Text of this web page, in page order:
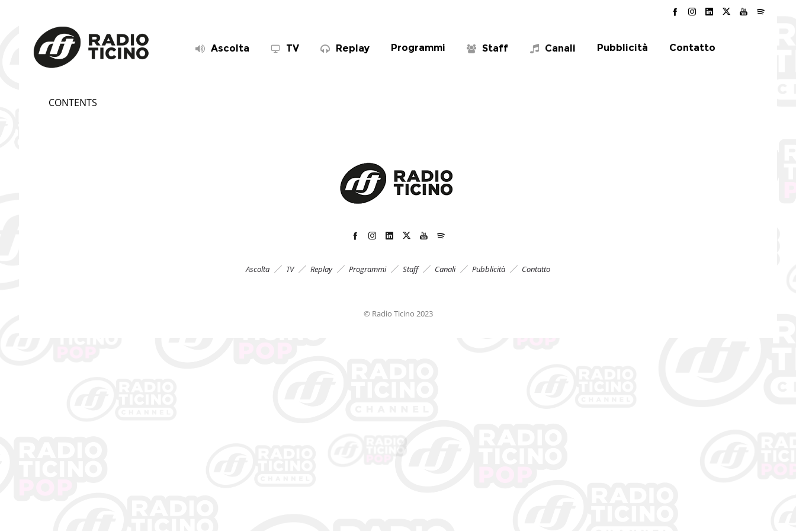
Ascolta TV Replay Programmi Staff Canali Pubblicità Contatto
CONTENTS
Ascolta TV Replay Programmi Staff Canali Pubblicità Contatto
© Radio Ticino 2023